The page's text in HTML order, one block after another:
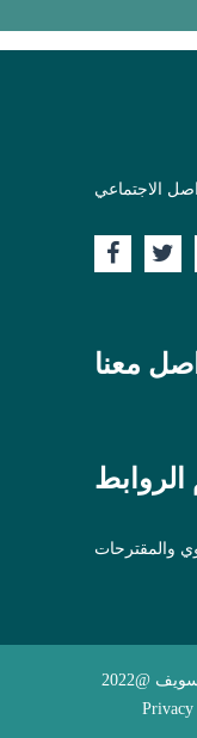
الاجتماعي
معنا
الروابط
والمقترحات
@2022